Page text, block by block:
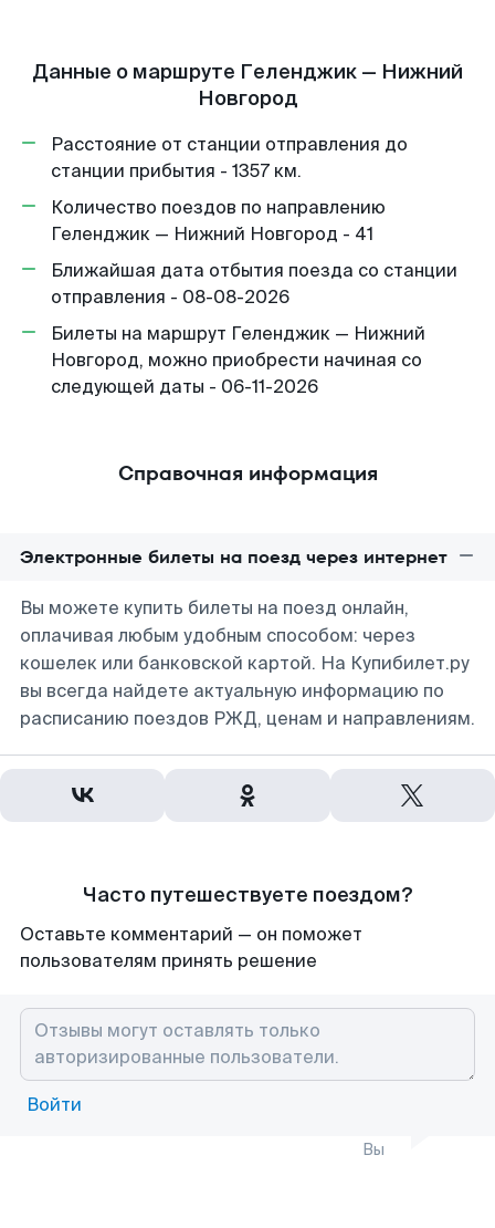
Данные о маршруте Геленджик — Нижний
Новгород
Расстояние от станции отправления до
станции прибытия - 1357 км.
Количество поездов по направлению
Геленджик — Нижний Новгород - 41
Ближайшая дата отбытия поезда со станции
отправления - 08-08-2026
Билеты на маршрут Геленджик — Нижний
Новгород, можно приобрести начиная со
следующей даты - 06-11-2026
Справочная информация
Электронные билеты на поезд через интернет
Вы можете купить билеты на поезд онлайн,
оплачивая любым удобным способом: через
кошелек или банковской картой. На Купибилет.ру
вы всегда найдете актуальную информацию по
расписанию поездов РЖД, ценам и направлениям.
Часто путешествуете поездом?
Оставьте комментарий — он поможет
пользователям принять решение
Войти
Вы